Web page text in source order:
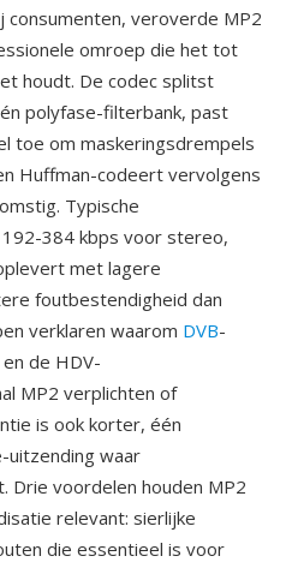
veroverde MP2
omroep die het tot
houdt. De codec splitst
polyfase-filterbank, past
toe om maskeringsdrempels
Huffman-codeert vervolgens
Typische
384 kbps voor stereo,
met lagere
foutbestendigheid dan
verklaren waarom DVB-
de HDV-
MP2 verplichten of
is ook korter, één
uitzending waar
Drie voordelen houden MP2
relevant: sierlijke
die essentieel is voor